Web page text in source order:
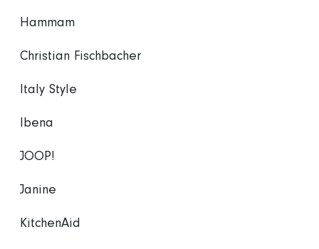
Hammam
Christian Fischbacher
Italy Style
Ibena
JOOP!
Janine
KitchenAid